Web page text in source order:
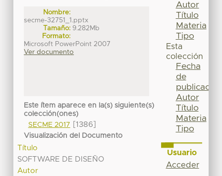
Nombre:
secme-32751_1.pptx
Tamaño: 9.282Mb
Formato:
Microsoft PowerPoint 2007
Ver documento
Este ítem aparece en la(s) siguiente(s)
colección(ones)
SECME 2017
[1386]
Visualización del Documento
Título
SOFTWARE DE DISEÑO
Autor
Autor
Título
Materia
Tipo
Esta
colección
Fecha
de
publicación
Autor
Título
Materia
Tipo
Usuario
Acceder